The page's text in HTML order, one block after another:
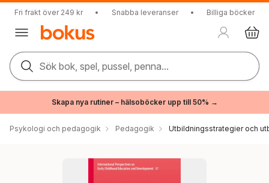
Fri frakt över 249 kr • Snabba leveranser • Billiga böcker
Sök bok, spel, pussel, penna...
Skapa nya rutiner – hälsoböcker upp till 50% →
Psykologi och pedagogik Pedagogik Utbildningsstrategier och